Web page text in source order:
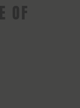
OF